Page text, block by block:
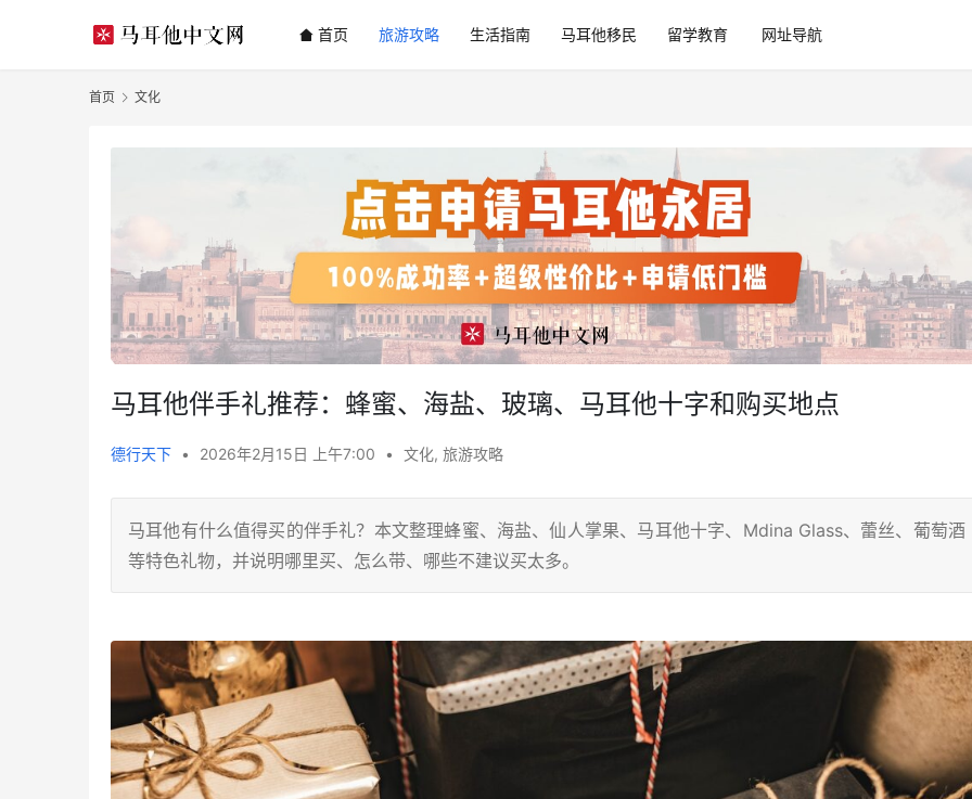
首页 旅游攻略 生活指南 马耳他移民 留学教育 网址导航
首页 文化
马耳他伴手礼推荐：蜂蜜、海盐、玻璃、马耳他十字和购买地点
德行天下 • 2026年2月15日 上午7:00 • 文化, 旅游攻略
马耳他有什么值得买的伴手礼？本文整理蜂蜜、海盐、仙人掌果、马耳他十字、Mdina Glass、蕾丝、葡萄酒
等特色礼物，并说明哪里买、怎么带、哪些不建议买太多。